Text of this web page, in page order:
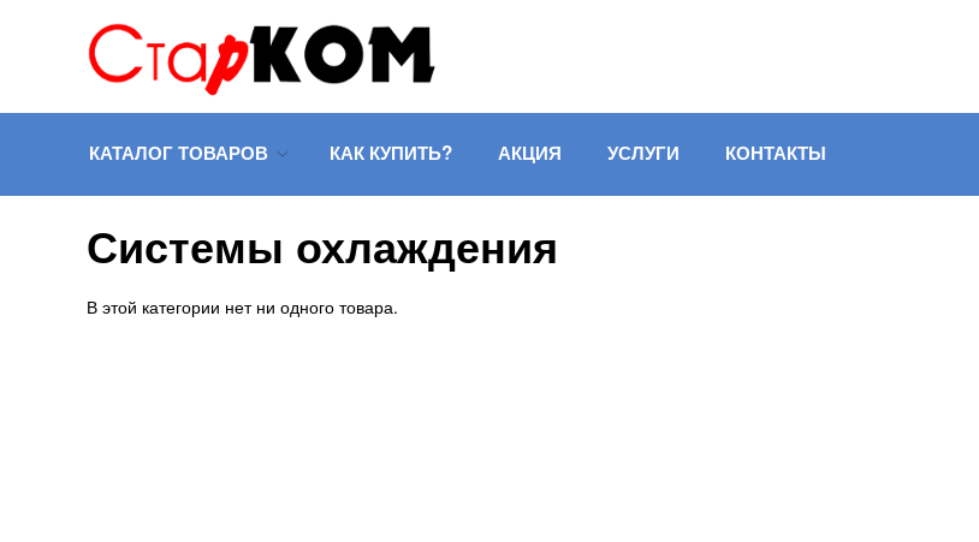
КАТАЛОГ ТОВАРОВ КАК КУПИТЬ? АКЦИЯ УСЛУГИ КОНТАКТЫ
Системы охлаждения
В этой категории нет ни одного товара.